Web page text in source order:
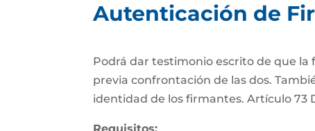
Autenticación de
Podrá dar testimonio escrito de que
previa confrontación de las dos.
identidad de los firmantes. Artículo 73